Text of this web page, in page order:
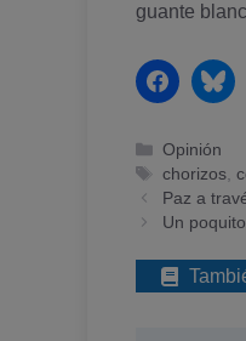
guante
Categorías
Opinión
Etiquetas
chorizos,
Paz a
Un